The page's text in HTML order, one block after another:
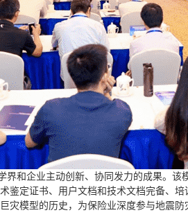
界和企业主动创新、协同发力的成果。
鉴定证书、用户文档和技术文档完备、
灾模型的历史，为保险业深度参与地震